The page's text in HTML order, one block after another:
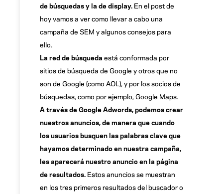
de búsquedas y la de display. En el post de
hoy vamos a ver como llevar a cabo una
campaña de SEM y algunos consejos para
ello.
La red de búsqueda está conformada por
sitios de búsqueda de Google y otros que no
son de Google (como AOL), y por los socios de
búsquedas, como por ejemplo, Google Maps.
A través de Google Adwords, podemos crear
nuestros anuncios, de manera que cuando
los usuarios busquen las palabras clave que
hayamos determinado en nuestra campaña,
les aparecerá nuestro anuncio en la página
de resultados. Estos anuncios se muestran
en los tres primeros resultados del buscador o